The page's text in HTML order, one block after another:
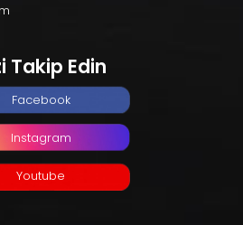
Takip Edin
Facebook
Instagram
Youtube